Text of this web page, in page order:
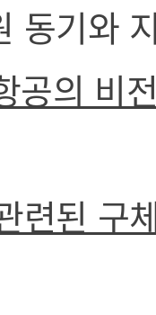
동기와
공의 비
련된 구